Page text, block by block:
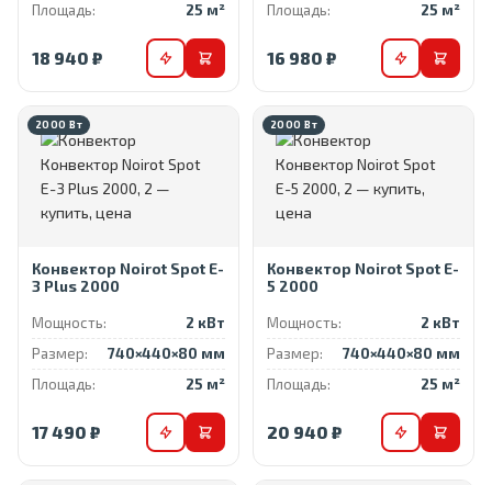
Площадь:
25 м²
18 940 ₽
Площадь:
25 м²
16 980 ₽
2000 Вт
Конвектор Noirot Spot E-
3 Plus 2000
Мощность:
2 кВт
Размер:
740×440×80 мм
Площадь:
25 м²
17 490 ₽
2000 Вт
Конвектор Noirot Spot E-
5 2000
Мощность:
2 кВт
Размер:
740×440×80 мм
Площадь:
25 м²
20 940 ₽